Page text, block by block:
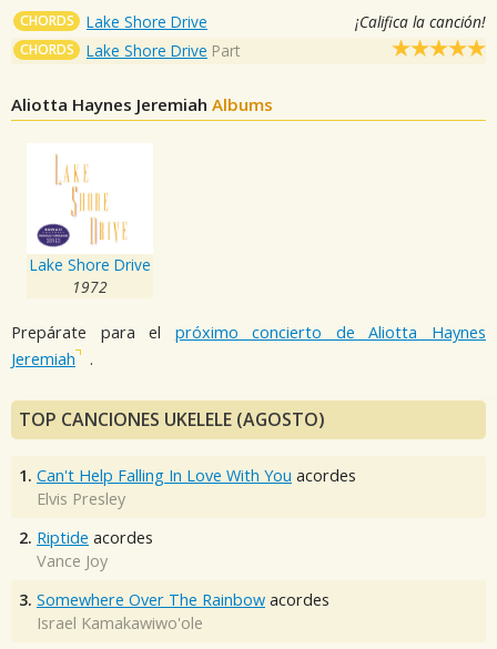
CHORDS Lake Shore Drive ¡Califica la canción!
CHORDS Lake Shore Drive Part
Aliotta Haynes Jeremiah Albums
Lake Shore Drive
1972
Prepárate para el próximo concierto de Aliotta Haynes
Jeremiah
.
TOP CANCIONES UKELELE (AGOSTO)
1. Can't Help Falling In Love With You acordes
Elvis Presley
2. Riptide acordes
Vance Joy
3. Somewhere Over The Rainbow acordes
Israel Kamakawiwo'ole